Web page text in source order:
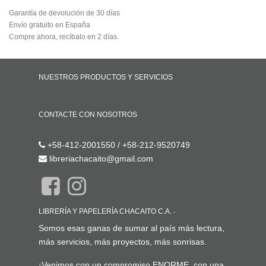
Garantía de devolución de 30 días
Envío gratuito en España
Compre ahora, recíbalo en 2 días.
NUESTROS PRODUCTOS Y SERVICIOS
CONTACTE CON NOSOTROS
+58-412-2001550 / +58-212-9520749
libreriachacaito@gmail.com
LIBRERÍA Y PAPELERÍA CHACAITO C.A. -
Somos esas ganas de sumar al país más lectura,
más servicios, más proyectos, más sonrisas.